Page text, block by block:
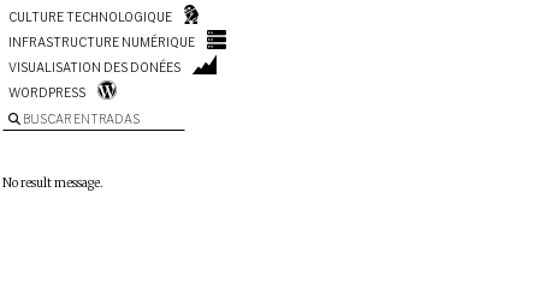
CULTURE TECHNOLOGIQUE
INFRASTRUCTURE NUMÉRIQUE
VISUALISATION DES DONÉES
WORDPRESS
BUSCAR ENTRADAS
No result message.